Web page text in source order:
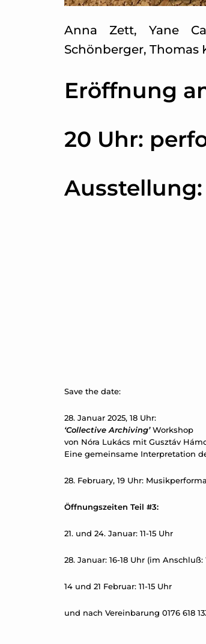
Anna Zett, Yane
Schönberger, Thomas
Eröffnung
20 Uhr:
Ausstellung:
Save the date:
28. Januar 2025, 18 Uhr:
‘Collective Archiving’Workshop
von Nóra Lukács mit Gusztáv
Eine gemeinsame Interpretation
28. February, 19 Uhr:
Öffnungszeiten Teil #3:
21. und 24. Januar: 11-15 Uhr
28. Januar: 16-18 Uhr (im
14 und 21 Februar: 11-15 Uhr
und nach Vereinbarung 0176 618